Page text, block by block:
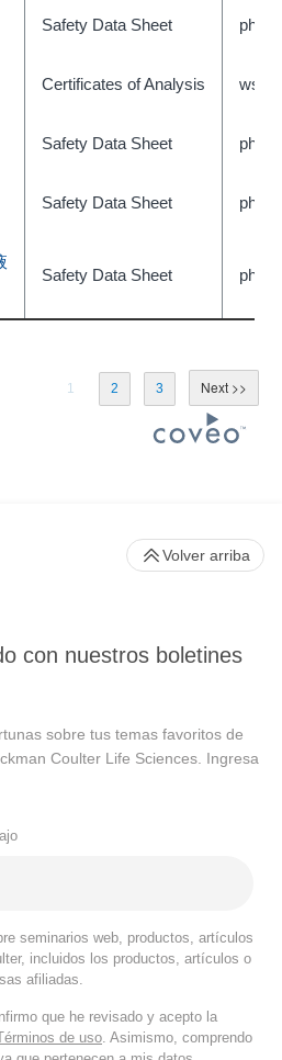
Safety Data Sheet
Certificates of Analysis wsr-
Safety Data Sheet
Safety Data Sheet
Safety Data Sheet
1 2 3
con nuestros boletines
sobre tus temas favoritos de
Coulter Life Sciences. Ingresa
seminarios web, productos, artículos
incluidos los productos, artículos o
afiliadas.
que he revisado y acepto la
de uso . Asimismo, comprendo
Volver arriba